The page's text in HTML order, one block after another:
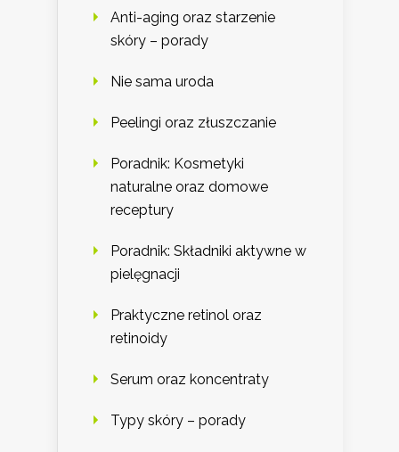
Anti-aging oraz starzenie
skóry – porady
Nie sama uroda
Peelingi oraz złuszczanie
Poradnik: Kosmetyki
naturalne oraz domowe
receptury
Poradnik: Składniki aktywne w
pielęgnacji
Praktyczne retinol oraz
retinoidy
Serum oraz koncentraty
Typy skóry – porady